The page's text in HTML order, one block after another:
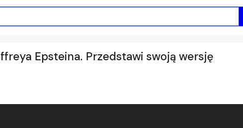
Epsteina. Przedstawi swoją wersję